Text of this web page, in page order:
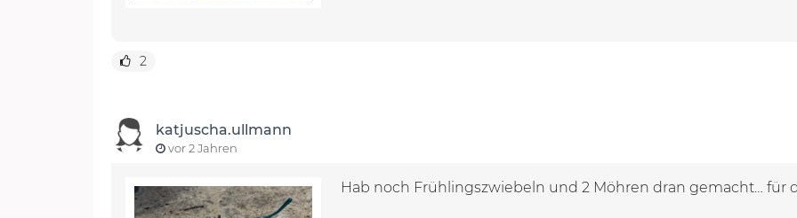
2
katjuscha.ullmann
vor 2 Jahren
Hab noch Frühlingszwiebeln und 2 Möhren dran gemacht… für